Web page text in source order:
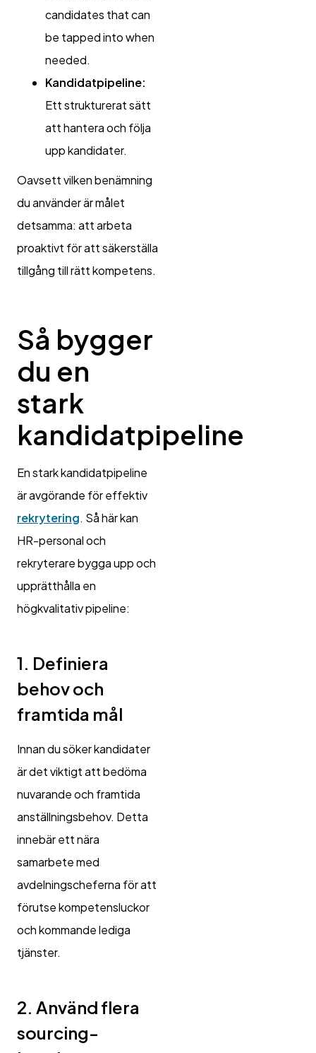
candidates that can
be tapped into when
needed.
Kandidatpipeline:
Ett strukturerat sätt
att hantera och följa
upp kandidater.
Oavsett vilken benämning
du använder är målet
detsamma: att arbeta
proaktivt för att säkerställa
tillgång till rätt kompetens.
Så bygger
du en
stark
kandidatpipeline
En stark kandidatpipeline
är avgörande för effektiv
rekrytering. Så här kan
HR-personal och
rekryterare bygga upp och
upprätthålla en
högkvalitativ pipeline:
1. Definiera
behov och
framtida mål
Innan du söker kandidater
är det viktigt att bedöma
nuvarande och framtida
anställningsbehov. Detta
innebär ett nära
samarbete med
avdelningscheferna för att
förutse kompetensluckor
och kommande lediga
tjänster.
2. Använd flera
sourcing-